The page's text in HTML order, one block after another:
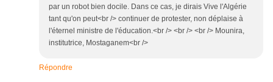
par un robot bien docile. Dans ce cas, je dirais Vive l'Algérie
tant qu'on peut<br /> continuer de protester, non déplaise à
l'éternel ministre de l'éducation.<br /> <br /> <br /> Mounira,
institutrice, Mostaganem<br />
Répondre